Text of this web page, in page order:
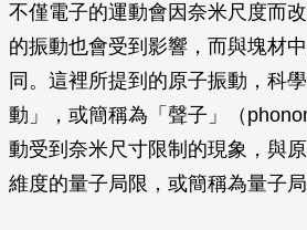
不僅電子的運動會因奈米尺度而
的振動也會受到影響，而與塊材
同。這裡所提到的原子振動，科
動」，或簡稱為「聲子」（
動受到奈米尺寸限制的現象，與
維度的量子局限，或簡稱為量子局